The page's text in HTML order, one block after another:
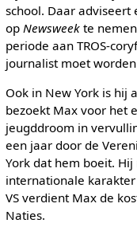
school. Daar
op Newsweekte
periode aan TROS-
journalist moet
Ook in New York is hij
bezoekt Max voor het
jeugddroom in
een jaar door de
York dat hem boeit.
internationale
VS verdient Max de
Naties.